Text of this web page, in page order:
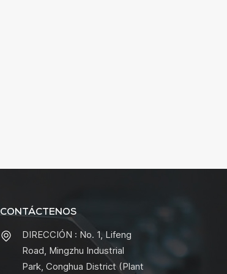
CONTÁCTENOS
DIRECCIÓN : No. 1, Lifeng
Road, Mingzhu Industrial
Park, Conghua District (Plant